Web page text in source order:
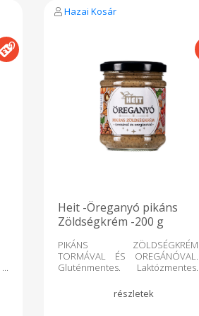
étkezési só, kurkuma), fokhagyma,
olaj, ivóvíz, chilipor, lestyán,
tartósítószer (nátrium benzoát). A
termék mustármagot is
felhasználó üzemben készült.
Nettó tömeg: 200 G. Gyártó: Heit
Tradició Kft Létavértes
Hazai Kosár
Heit -Öreganyó pikáns
Zöldségkrém -200 g
PIKÁNS ZÖLDSÉGKRÉM
TORMÁVAL ÉS OREGÁNÓVAL.
Gluténmentes. Laktózmentes.
200 G. Torma, chili, fokhagyma,